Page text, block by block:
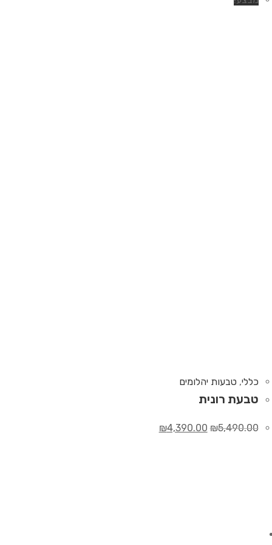
כללי, טבעות יהלומים
טבעת רונית
₪5,490.00
₪4,390.00